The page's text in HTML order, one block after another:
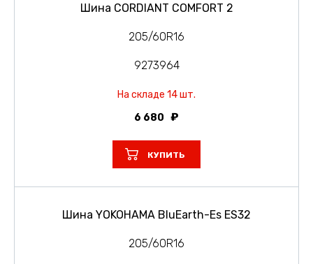
Шина CORDIANT COMFORT 2
205/60R16
9273964
На складе 14 шт.
6 680
КУПИТЬ
Шина YOKOHAMA BluEarth-Es ES32
205/60R16